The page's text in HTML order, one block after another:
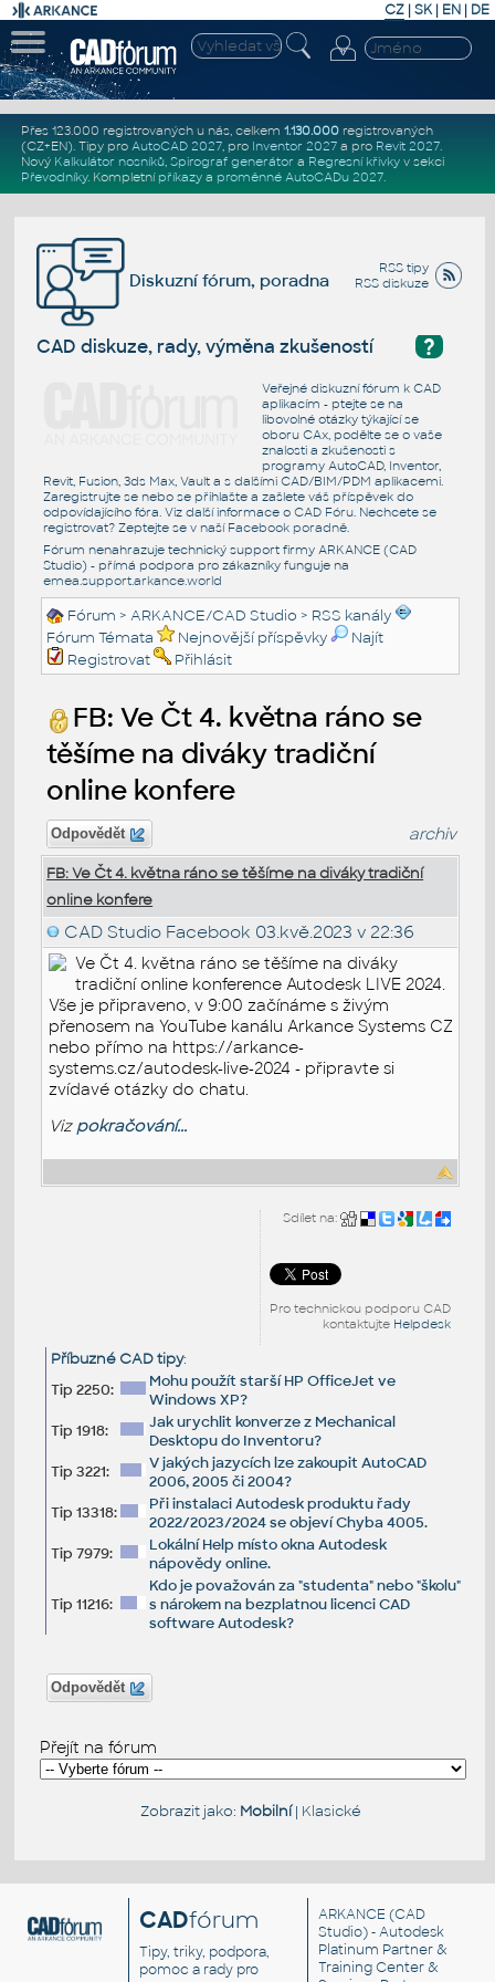
CZ | SK| EN | DE
Přes 123.000 registrovaných u nás, celkem 1.130.000registrovaných
(CZ+EN). Tipy pro AutoCAD 2027, pro Inventor 2027a pro Revit 2027.
Nový Kalkulátor nosníků, Spirograf generátor a Regresní křivkyv sekci
Převodníky. Kompletní příkazya proměnné AutoCADu 2027.
RSS tipy
RSS diskuze
Diskuzní fórum, poradna
?
CAD diskuze, rady, výměna zkušeností
Veřejné diskuzní fórum k CAD
aplikacím - ptejte se na
libovolné otázky týkající se
oboru CAx, podělte se o vaše
znalosti a zkušenosti s
programy AutoCAD, Inventor,
Revit, Fusion, 3ds Max, Vault a s dalšími CAD/BIM/PDM aplikacemi.
Zaregistrujte se nebo se přihlašte a zašlete váš příspěvek do
odpovídajícího fóra. Viz další informace o CAD Fóru. Nechcete se
registrovat? Zeptejte se v naší Facebook poradně.
Fórum nenahrazuje technický support firmy ARKANCE (CAD
Studio) - přímá podpora pro zákazníky funguje na
emea.support.arkance.world
Fórum >ARKANCE/CAD Studio > RSS kanály
Fórum Témata
Nejnovější příspěvky
Najít
Registrovat
Přihlásit
FB: Ve Čt 4. května ráno se
těšíme na diváky tradiční
online konfere
Odpovědět archiv
FB: Ve Čt 4. května ráno se těšíme na diváky tradiční
online konfere
CAD Studio Facebook 03.kvě.2023 v 22:36
Ve Čt 4. května ráno se těšíme na diváky
tradiční online konference Autodesk LIVE 2024.
Vše je připraveno, v 9:00 začínáme s živým
přenosem na YouTube kanálu Arkance Systems CZ
nebo přímo na https://arkance-
systems.cz/autodesk-live-2024 - připravte si
zvídavé otázky do chatu.
Viz pokračování...
Sdílet na:
Pro technickou podporu CAD
kontaktujte Helpdesk
Příbuzné CAD tipy:
Tip 2250:
Mohu použít starší HP OfficeJet ve
Windows XP?
Tip 1918:
Jak urychlit konverze z Mechanical
Desktopu do Inventoru?
Tip 3221:
V jakých jazycích lze zakoupit AutoCAD
2006, 2005 či 2004?
Tip 13318:
Při instalaci Autodesk produktu řady
2022/2023/2024 se objeví Chyba 4005.
Tip 7979:
Lokální Help místo okna Autodesk
nápovědy online.
Tip 11216:
Kdo je považován za "studenta" nebo "školu"
s nárokem na bezplatnou licenci CAD
software Autodesk?
Odpovědět
Přejít na fórum
Zobrazit jako: Mobilní| Klasické
CADfórum
Tipy, triky, podpora,
pomoc a rady pro
ARKANCE (CAD
Studio) - Autodesk
Platinum Partner &
Training Center &